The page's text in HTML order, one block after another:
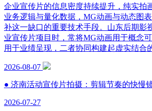
企业宣传片的信息密度持续提升，纯实拍
业务逻辑与量化数据，MG动画与动态图
补这一缺口的重要技术手段。山东后期影
业宣传片项目时，常将MG动画用于概念
用于业绩呈现，二者协同构建起虚实结合
2026-08-07
● 济南活动宣传片拍摄：剪辑节奏的快慢
2026-07-27